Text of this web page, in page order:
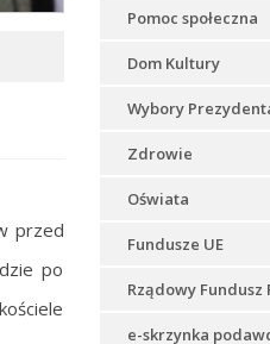
przed
po
Pomoc społeczna
Dom Kultury
Wybory
Zdrowie
Oświata
Fundusze UE
Rządowy Fundusz
e-skrzynka